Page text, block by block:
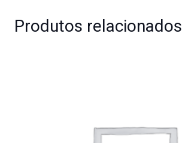
Produtos relacionados